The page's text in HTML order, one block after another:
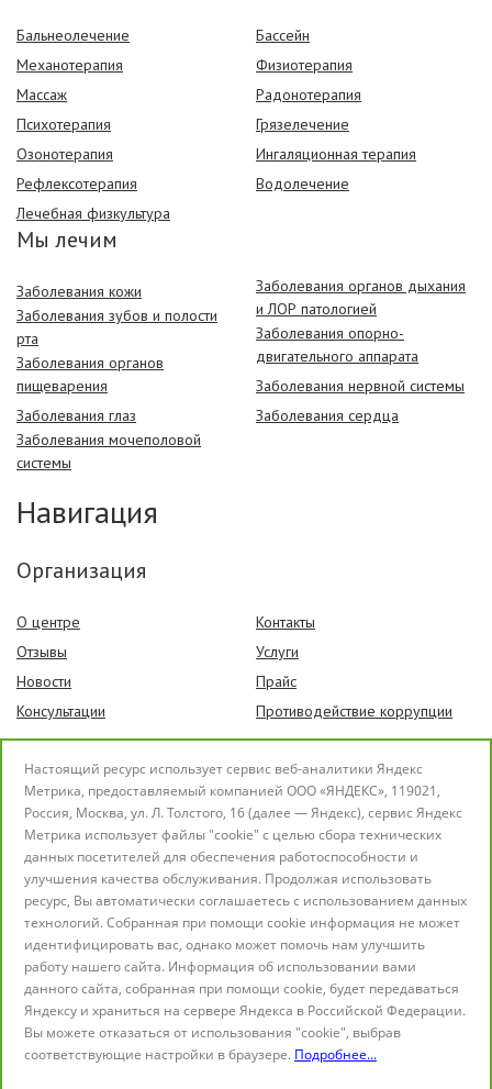
Настоящий ресурс использует сервис веб-аналитики Яндекс
Метрика, предоставляемый компанией ООО «ЯНДЕКС», 119021,
Россия, Москва, ул. Л. Толстого, 16 (далее — Яндекс), сервис Яндекс
Метрика использует файлы "cookie" с целью сбора технических
данных посетителей для обеспечения работоспособности и
улучшения качества обслуживания. Продолжая использовать
ресурс, Вы автоматически соглашаетесь с использованием данных
технологий. Собранная при помощи cookie информация не может
идентифицировать вас, однако может помочь нам улучшить
работу нашего сайта. Информация об использовании вами
данного сайта, собранная при помощи cookie, будет передаваться
Яндексу и храниться на сервере Яндекса в Российской Федерации.
Вы можете отказаться от использования "cookie", выбрав
соответствующие настройки в браузере. Подробнее...
Бальнеолечение
Механотерапия
Массаж
Психотерапия
Озонотерапия
Рефлексотерапия
Лечебная физкультура
Бассейн
Физиотерапия
Радонотерапия
Грязелечение
Ингаляционная терапия
Водолечение
Мы лечим
Заболевания кожи
Заболевания зубов и полости
рта
Заболевания органов
пищеварения
Заболевания глаз
Заболевания мочеполовой
системы
Заболевания органов дыхания
и ЛОР патологией
Заболевания опорно-
двигательного аппарата
Заболевания нервной системы
Заболевания сердца
Навигация
Организация
О центре
Отзывы
Новости
Консультации
Контакты
Услуги
Прайс
Противодействие коррупции
english version
версия для слабовидящих
© 2019 Центр реабилитации "Омский"